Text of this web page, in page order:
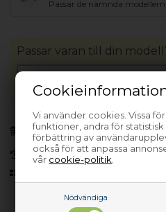
Vi använder cookies. Vissa
funktioner, andra för
förbättring av
också för att anpassa
vår cookie-politik
Nödvändiga
Passar de nämnda
Förhandsbeställa
(Lev. 3-5 arbetsdagar.Läs mer
30 dagars returrätt
Passar varan till din